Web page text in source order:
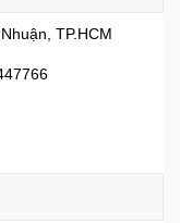
TP.HCM